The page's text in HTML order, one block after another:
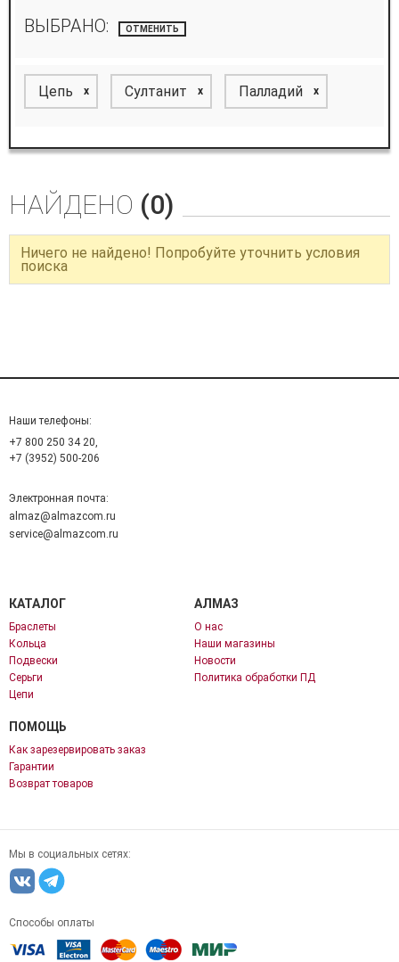
ВЫБРАНО: ОТМЕНИТЬ
Цепь x Султанит x Палладий x
НАЙДЕНО (0)
Ничего не найдено! Попробуйте уточнить условия
поиска
Наши телефоны:
+7 800 250 34 20,
+7 (3952) 500-206
Электронная почта:
almaz@almazcom.ru
service@almazcom.ru
КАТАЛОГ
Браслеты
Кольца
Подвески
Серьги
Цепи
АЛМАЗ
О нас
Наши магазины
Новости
Политика обработки ПД
ПОМОЩЬ
Как зарезервировать заказ
Гарантии
Возврат товаров
Мы в социальных сетях:
Способы оплаты